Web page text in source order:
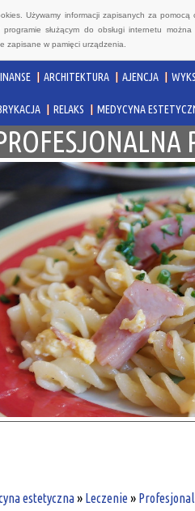
Używamy informacji zapisanych za
służącym do obsługi internetu
zapisane w pamięci urządzenia.
ARCHITEKTURA AJENCJA
RELAKS MEDYCYNA
estetyczna» Leczenie»